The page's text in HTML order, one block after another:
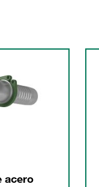
acero